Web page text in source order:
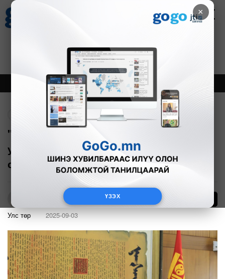
×
ҮЗЭХ
Зурхай
8.09
Онцлох Шинэ
"Жил бүр 4700 хүн тамхидалтын
улмаас нас бардаг гэсэн тоо бий. Хоёр
сумын хүн амтай дүйцнэ"
Улс төр 2025-09-03